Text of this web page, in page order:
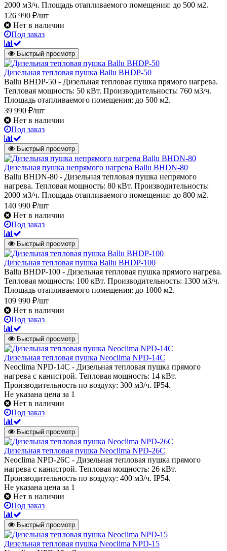
2000 м3/ч. Площадь отапливаемого помещения: до 500 м2.
126 990 ₽/шт
Нет в наличии
Под заказ
Быстрый просмотр
Дизельная тепловая пушка Ballu BHDP-50
Ballu BHDP-50 - Дизельная тепловая пушка прямого нагрева.
Тепловая мощность: 50 кВт. Производительность: 760 м3/ч.
Площадь отапливаемого помещения: до 500 м2.
39 990 ₽/шт
Нет в наличии
Под заказ
Быстрый просмотр
Дизельная пушка непрямого нагрева Ballu BHDN-80
Ballu BHDN-80 - Дизельная тепловая пушка непрямого
нагрева. Тепловая мощность: 80 кВт. Производительность:
2000 м3/ч. Площадь отапливаемого помещения: до 800 м2.
140 990 ₽/шт
Нет в наличии
Под заказ
Быстрый просмотр
Дизельная тепловая пушка Ballu BHDP-100
Ballu BHDP-100 - Дизельная тепловая пушка прямого нагрева.
Тепловая мощность: 100 кВт. Производительность: 1300 м3/ч.
Площадь отапливаемого помещения: до 1000 м2.
109 990 ₽/шт
Нет в наличии
Под заказ
Быстрый просмотр
Дизельная тепловая пушка Neoclima NPD-14C
Neoclima NPD-14C - Дизельная тепловая пушка прямого
нагрева с канистрой. Тепловая мощность: 14 кВт.
Производительность по воздуху: 300 м3/ч. IP54.
Не указана цена за 1
Нет в наличии
Под заказ
Быстрый просмотр
Дизельная тепловая пушка Neoclima NPD-26C
Neoclima NPD-26C - Дизельная тепловая пушка прямого
нагрева с канистрой. Тепловая мощность: 26 кВт.
Производительность по воздуху: 400 м3/ч. IP54.
Не указана цена за 1
Нет в наличии
Под заказ
Быстрый просмотр
Дизельная тепловая пушка Neoclima NPD-15